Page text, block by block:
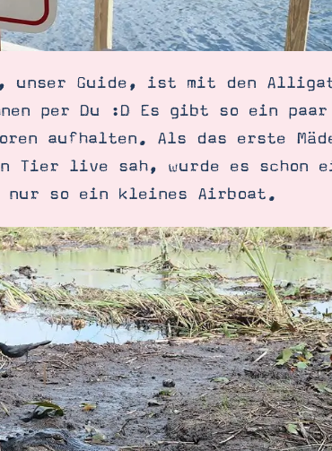
Guide, ist mit den
per Du :D Es gibt so ein
aufhalten. Als das erste
Tier live sah, wurde es schon
nur so ein kleines Airboat.